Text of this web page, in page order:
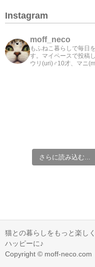
Instagram
moff_neco
もふねこ暮らしで毎日
す。マイペースで投稿
ウリ(uri)♂10才、マニ
さらに読み込む...
猫との暮らしをもっと楽し
ハッピーに♪
Copyright © moff-neco.com